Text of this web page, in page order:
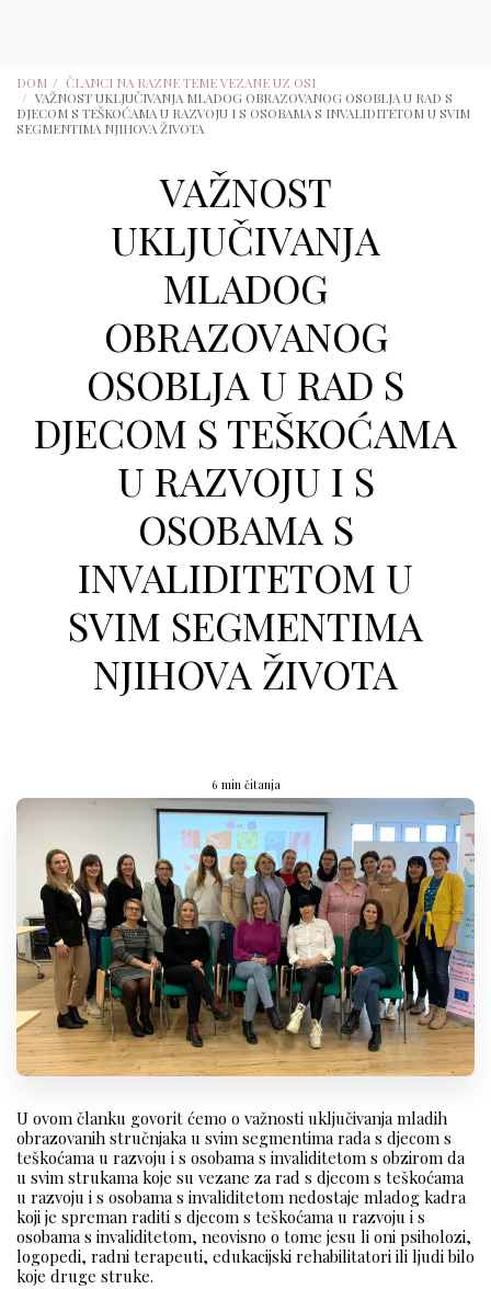
DOM
ČLANCI NA RAZNE TEME VEZANE UZ OSI
VAŽNOST UKLJUČIVANJA MLADOG OBRAZOVANOG OSOBLJA U RAD S
DJECOM S TEŠKOĆAMA U RAZVOJU I S OSOBAMA S INVALIDITETOM U SVIM
SEGMENTIMA NJIHOVA ŽIVOTA
VAŽNOST
UKLJUČIVANJA
MLADOG
OBRAZOVANOG
OSOBLJA U RAD S
DJECOM S TEŠKOĆAMA
U RAZVOJU I S
OSOBAMA S
INVALIDITETOM U
SVIM SEGMENTIMA
NJIHOVA ŽIVOTA
6 min čitanja
U ovom članku govorit ćemo o važnosti uključivanja mladih
obrazovanih stručnjaka u svim segmentima rada s djecom s
teškoćama u razvoju i s osobama s invaliditetom s obzirom da
u svim strukama koje su vezane za rad s djecom s teškoćama
u razvoju i s osobama s invaliditetom nedostaje mladog kadra
koji je spreman raditi s djecom s teškoćama u razvoju i s
osobama s invaliditetom, neovisno o tome jesu li oni psiholozi,
logopedi, radni terapeuti, edukacijski rehabilitatori ili ljudi bilo
koje druge struke.